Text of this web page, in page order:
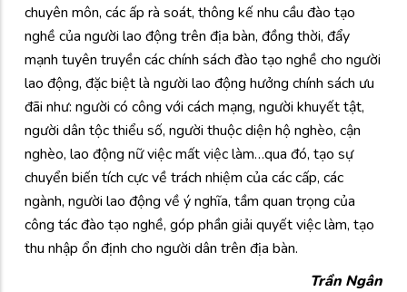
chuyên môn, các ấp rà soát, thông kế nhu cầu đào tạo
nghề của người lao động trên địa bàn, đồng thời, đẩy
mạnh tuyên truyền các chính sách đào tạo nghề cho người
lao động, đặc biệt là người lao động hưởng chính sách ưu
đãi như: người có công với cách mạng, người khuyết tật,
người dân tộc thiểu số, người thuộc diện hộ nghèo, cận
nghèo, lao động nữ việc mất việc làm…qua đó, tạo sự
chuyển biến tích cực về trách nhiệm của các cấp, các
ngành, người lao động về ý nghĩa, tầm quan trọng của
công tác đào tạo nghề, góp phần giải quyết việc làm, tạo
thu nhập ổn định cho người dân trên địa bàn.
Trần Ngân